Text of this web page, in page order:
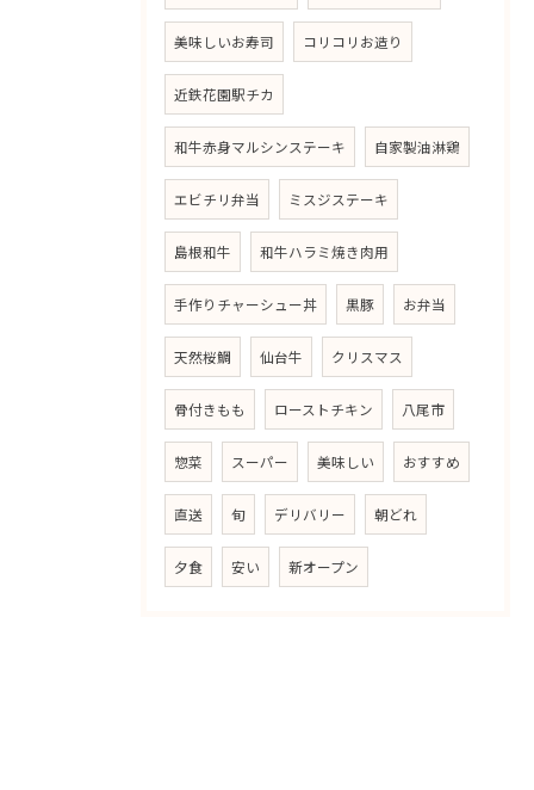
美味しいお寿司 コリコリお造り
近鉄花園駅チカ
和牛赤身マルシンステーキ 自家製油淋鶏
エビチリ弁当 ミスジステーキ
島根和牛 和牛ハラミ焼き肉用
手作りチャーシュー丼 黒豚 お弁当
天然桜鯛 仙台牛 クリスマス
骨付きもも ローストチキン 八尾市
惣菜 スーパー 美味しい おすすめ
直送 旬 デリバリー 朝どれ
夕食 安い 新オープン